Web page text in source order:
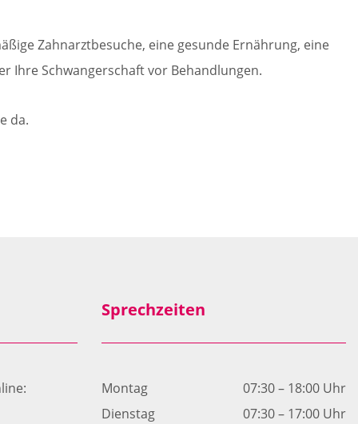
Zahnarztbesuche, eine gesunde Ernährung, eine
Ihre Schwangerschaft vor Behandlungen.
da.
Sprechzeiten
Montag
07:30 – 18:00 Uhr
Dienstag
07:30 – 17:00 Uhr